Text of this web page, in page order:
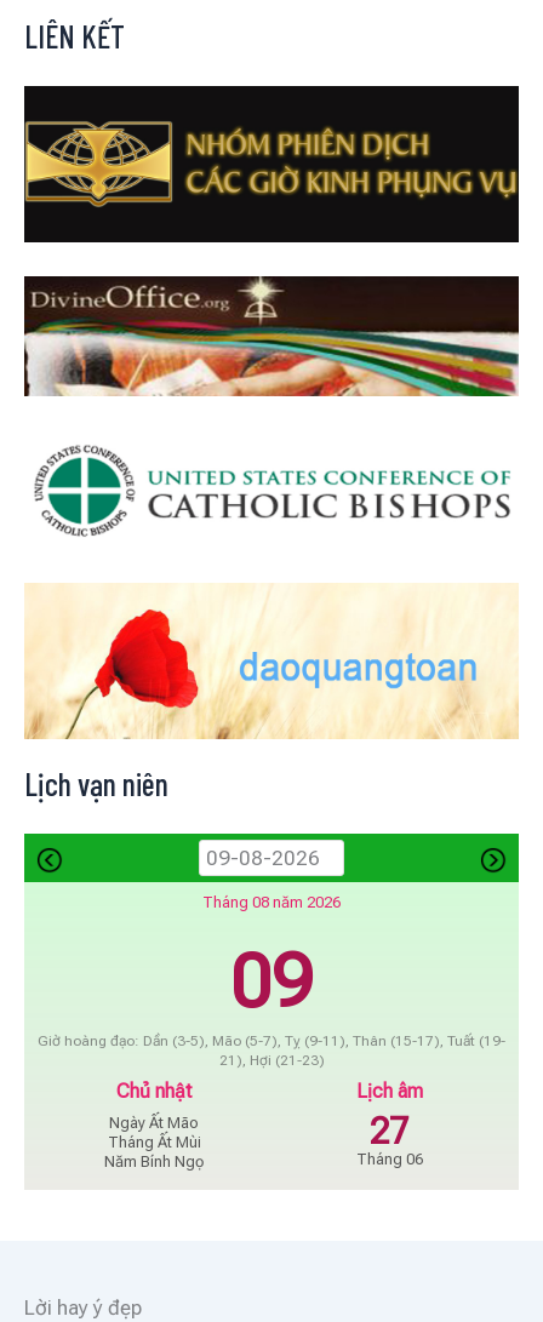
LIÊN KẾT
Lịch vạn niên
Tháng 08 năm 2026
09
Giờ hoàng đạo: Dần (3-5), Mão (5-7), Tỵ (9-11), Thân (15-17), Tuất (19-
21), Hợi (21-23)
Chủ nhật
Ngày Ất Mão
Tháng Ất Mùi
Năm Bính Ngọ
Lịch âm
27
Tháng 06
Lời hay ý đẹp